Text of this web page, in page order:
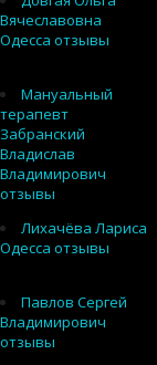
Вячеславовна
Одесса отзывы
Мануальный
терапевт
Забранский
Владислав
Владимирович
отзывы
Лихачёва Лариса
Одесса отзывы
Павлов Сергей
Владимирович
отзывы